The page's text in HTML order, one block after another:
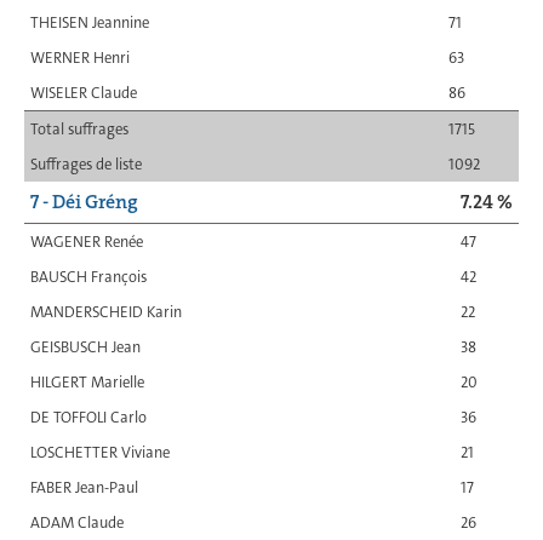
THEISEN Jeannine
71
WERNER Henri
63
WISELER Claude
86
Total suffrages
1715
Suffrages de liste
1092
7 - Déi Gréng 7.24 %
WAGENER Renée
47
BAUSCH François
42
MANDERSCHEID Karin
22
GEISBUSCH Jean
38
HILGERT Marielle
20
DE TOFFOLI Carlo
36
LOSCHETTER Viviane
21
FABER Jean-Paul
17
ADAM Claude
26